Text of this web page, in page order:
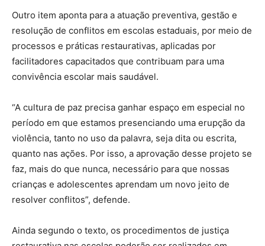
Outro item aponta para a atuação preventiva, gestão e
resolução de conflitos em escolas estaduais, por meio de
processos e práticas restaurativas, aplicadas por
facilitadores capacitados que contribuam para uma
convivência escolar mais saudável.
“A cultura de paz precisa ganhar espaço em especial no
período em que estamos presenciando uma erupção da
violência, tanto no uso da palavra, seja dita ou escrita,
quanto nas ações. Por isso, a aprovação desse projeto se
faz, mais do que nunca, necessário para que nossas
crianças e adolescentes aprendam um novo jeito de
resolver conflitos”, defende.
Ainda segundo o texto, os procedimentos de justiça